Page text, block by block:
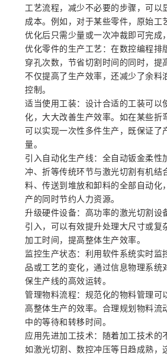
工艺流程，减少不必要的步骤，可以
成本。例如，对于某些零件，原始工
优化后只需少量或一次冲裁即可完成
优化零件的生产工艺：在数控编程排
穿孔次数，节省切割时间的同时，提
不仅提高了生产效率，还减少了余料
控制。
适当使用工装：设计合适的工装可以
化，大大改善生产效率。如在某些折
可以实现一次性多件生产，既保证了
量。
引入自动化生产线：全自动钣金柔性
冲、折等传统环节与激光切割有机结
料、传送到堆放和卸料的全部自动化
产的同时节约人力资源。
升级硬件设备：高功率的激光切割设
引入，可以有效提升处理大尺寸或复
加工时间，提高整体生产效率。
监控生产状态：利用软件系统实时监
品或工艺的变化，通过信息物理系统
保生产线的高效运转。
管理物料流程：规范化的物料管理可
高整体生产的效率。合理规划物料流
中的等待和转移时间。
应用先进加工技术：随着加工技术的
如激光切割、数控冲压等日趋成熟，